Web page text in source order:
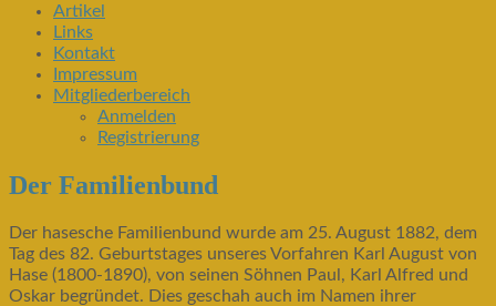
Artikel
Links
Kontakt
Impressum
Mitgliederbereich
Anmelden
Registrierung
Der Familienbund
Der hasesche Familienbund wurde am 25. August 1882, dem
Tag des 82. Geburtstages unseres Vorfahren Karl August von
Hase (1800-1890), von seinen Söhnen Paul, Karl Alfred und
Oskar begründet. Dies geschah auch im Namen ihrer